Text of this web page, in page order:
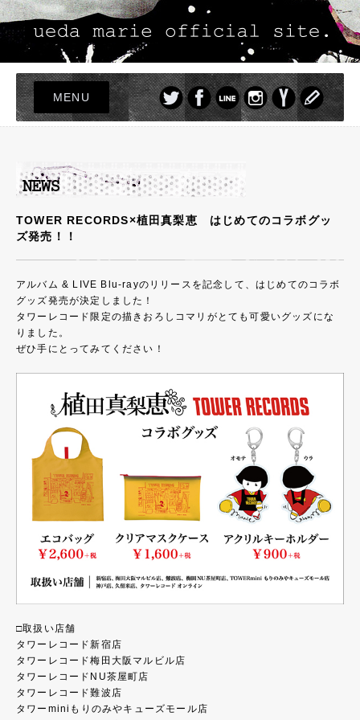
MENU
LIVE
NEWS
PROFILE
DISCOGRAPHY
GOODS
TOWER RECORDS×植田真梨恵 はじめてのコラボグッ
ズ発売！！
アルバム & LIVE Blu-rayのリリースを記念して、はじめてのコラボ
グッズ発売が決定しました！
タワーレコード限定の描きおろしコマリがとても可愛いグッズにな
りました。
ぜひ手にとってみてください！
□取扱い店舗
タワーレコード新宿店
タワーレコード梅田大阪マルビル店
タワーレコードNU茶屋町店
タワーレコード難波店
タワーminiもりのみやキューズモール店